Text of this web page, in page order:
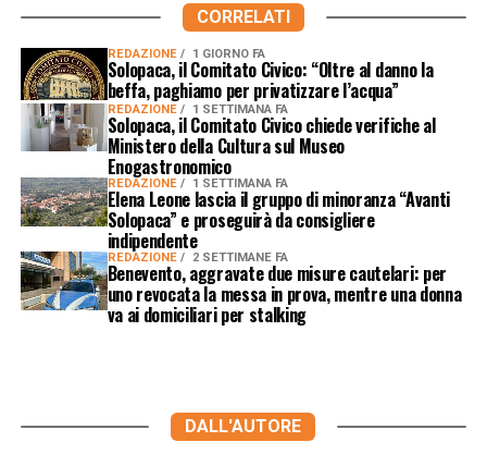
CORRELATI
REDAZIONE 1 GIORNO FA
Solopaca, il Comitato Civico: “Oltre al danno la
beffa, paghiamo per privatizzare l’acqua”
REDAZIONE 1 SETTIMANA FA
Solopaca, il Comitato Civico chiede verifiche al
Ministero della Cultura sul Museo
Enogastronomico
REDAZIONE 1 SETTIMANA FA
Elena Leone lascia il gruppo di minoranza “Avanti
Solopaca” e proseguirà da consigliere
indipendente
REDAZIONE 2 SETTIMANE FA
Benevento, aggravate due misure cautelari: per
uno revocata la messa in prova, mentre una donna
va ai domiciliari per stalking
DALL'AUTORE